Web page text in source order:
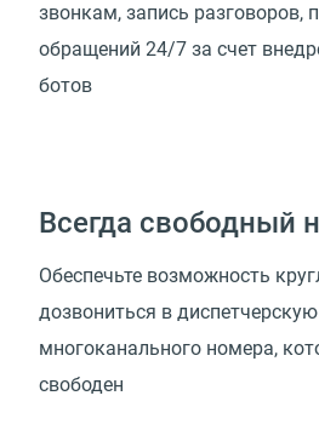
звонкам, запись разговоров,
обращений 24/7 за счет
ботов
Всегда свободный
Обеспечьте возможность
дозвониться в
многоканального номера,
свободен